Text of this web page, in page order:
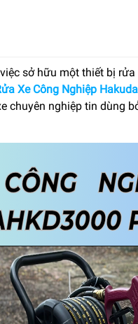
sở hữu một thiết bị
Xe Công Nghiệp
chuyên nghiệp tin dùng